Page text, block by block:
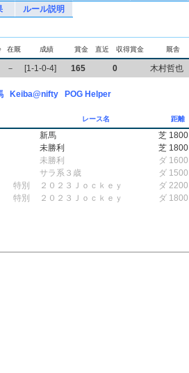
ルール説明
在厩 成績 賞金 直近 収得賞金 厩舎
－ [1-1-0-4] 165 0 木村哲也
Keiba@nifty POG Helper
レース名 距離
新馬 芝 1800
未勝利 芝 1800
未勝利 ダ 1600
サラ系３歳 ダ 1500
特別 ２０２３Ｊｏｃｋｅｙ ダ 2200
特別 ２０２３Ｊｏｃｋｅｙ ダ 1800